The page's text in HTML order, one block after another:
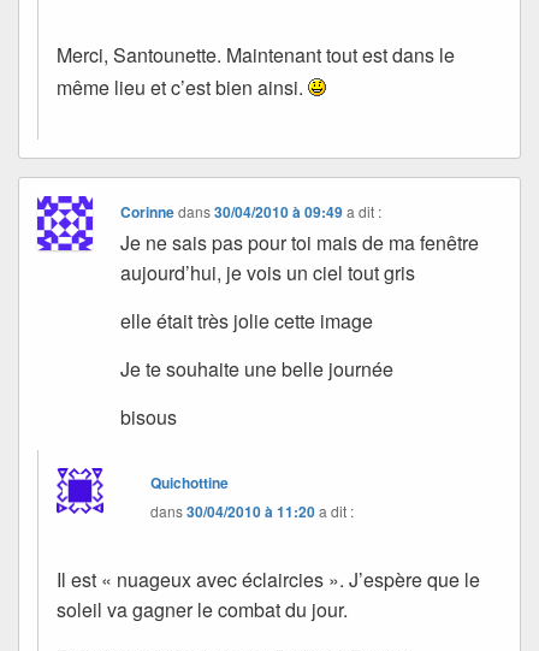
Merci, Santounette. Maintenant tout est dans le
même lieu et c’est bien ainsi.
Corinnedans30/04/2010 à 09:49 a dit :
Je ne sais pas pour toi mais de ma fenêtre
aujourd’hui, je vois un ciel tout gris
elle était très jolie cette image
Je te souhaite une belle journée
bisous
Quichottine
dans30/04/2010 à 11:20a dit :
Il est « nuageux avec éclaircies ». J’espère que le
soleil va gagner le combat du jour.